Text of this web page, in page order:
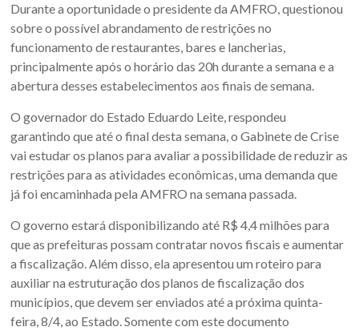
Durante a oportunidade o presidente da AMFRO, questionou
sobre o possível abrandamento de restrições no
funcionamento de restaurantes, bares e lancherias,
principalmente após o horário das 20h durante a semana e a
abertura desses estabelecimentos aos finais de semana.
O governador do Estado Eduardo Leite, respondeu
garantindo que até o final desta semana, o Gabinete de Crise
vai estudar os planos para avaliar a possibilidade de reduzir as
restrições para as atividades econômicas, uma demanda que
já foi encaminhada pela AMFRO na semana passada.
O governo estará disponibilizando até R$ 4,4 milhões para
que as prefeituras possam contratar novos fiscais e aumentar
a fiscalização. Além disso, ela apresentou um roteiro para
auxiliar na estruturação dos planos de fiscalização dos
municípios, que devem ser enviados até a próxima quinta-
feira, 8/4, ao Estado. Somente com este documento